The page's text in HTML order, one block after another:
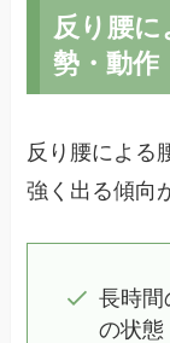
反り腰
勢・動作
反り腰による
強く出る傾向
長時間
の状態